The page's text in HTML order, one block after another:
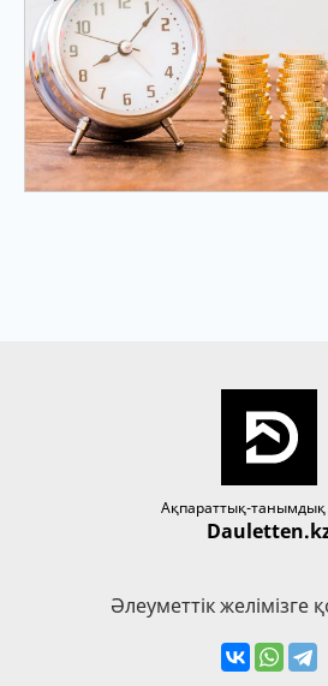
Ақпараттық-танымдық
Әлеуметтік желімізге